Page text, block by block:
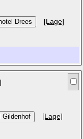
[Lage]
[Lage]